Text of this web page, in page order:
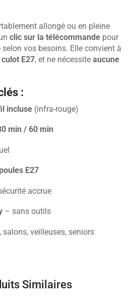
allongé ou en pleine
clic sur la télécommande pour
vos besoins. Elle convient à
E27, et ne nécessite aucune
:
incluse (infra-rouge)
min / 60 min
E27
accrue
– sans outils
veilleuses, seniors
Similaires